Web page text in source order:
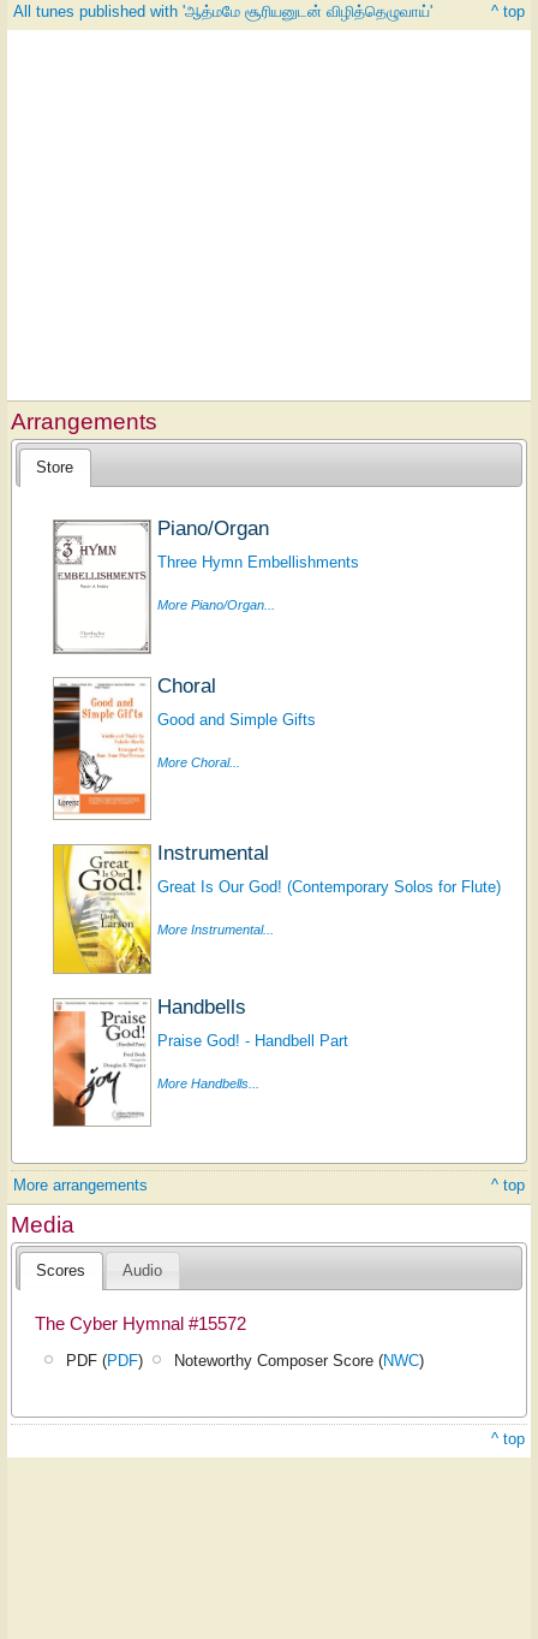
All tunes published with 'ஆத்மமே சூரியனுடன் விழித்தெழுவாய்' ^ top
Arrangements
Store
Piano/Organ
Three Hymn Embellishments
More Piano/Organ...
Choral
Good and Simple Gifts
More Choral...
Instrumental
Great Is Our God! (Contemporary Solos for Flute)
More Instrumental...
Handbells
Praise God! - Handbell Part
More Handbells...
More arrangements ^ top
Media
Scores Audio
The Cyber Hymnal #15572
PDF (PDF) Noteworthy Composer Score (NWC)
^ top